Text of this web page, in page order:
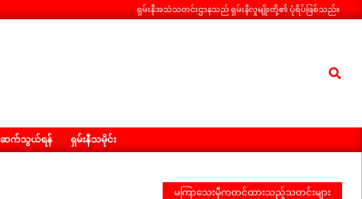
ရှမ်းနီအသံသတင်းဌာနသည် ရှမ်းနီလူမျိုးတို့၏ ပုံရိပ်ဖြစ်သည်။
Search
ဆက်သွယ်ရန် ရှမ်းနီသမိုင်း
မကြာသေးမှီကတင်ထားသည့်သတင်းများ